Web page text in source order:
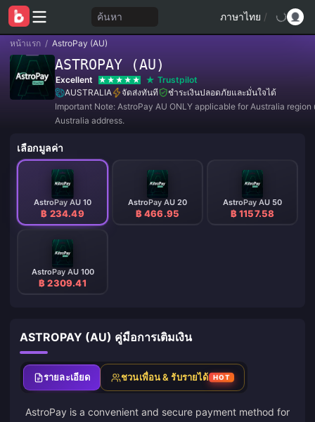
ค้นหา ภาษาไทย /
หน้าแรก / AstroPay (AU)
ASTROPAY (AU)
Excellent
Trustpilot
AUSTRALIA
จัดส่งทันที
ชำระเงินปลอดภัยและมั่นใจได้
Important Note: AstroPay AU ONLY applicable for Australia region
Australia address.
เลือกมูลค่า
AstroPay AU 10
฿ 234.49
AstroPay AU 20
฿ 466.95
AstroPay AU 50
฿ 1157.58
AstroPay AU 100
฿ 2309.41
ASTROPAY (AU) คู่มือการเติมเงิน
รายละเอียด ชวนเพื่อน & รับรายได้ HOT
AstroPay is a convenient and secure payment method for